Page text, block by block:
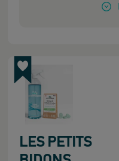
LES PETITS